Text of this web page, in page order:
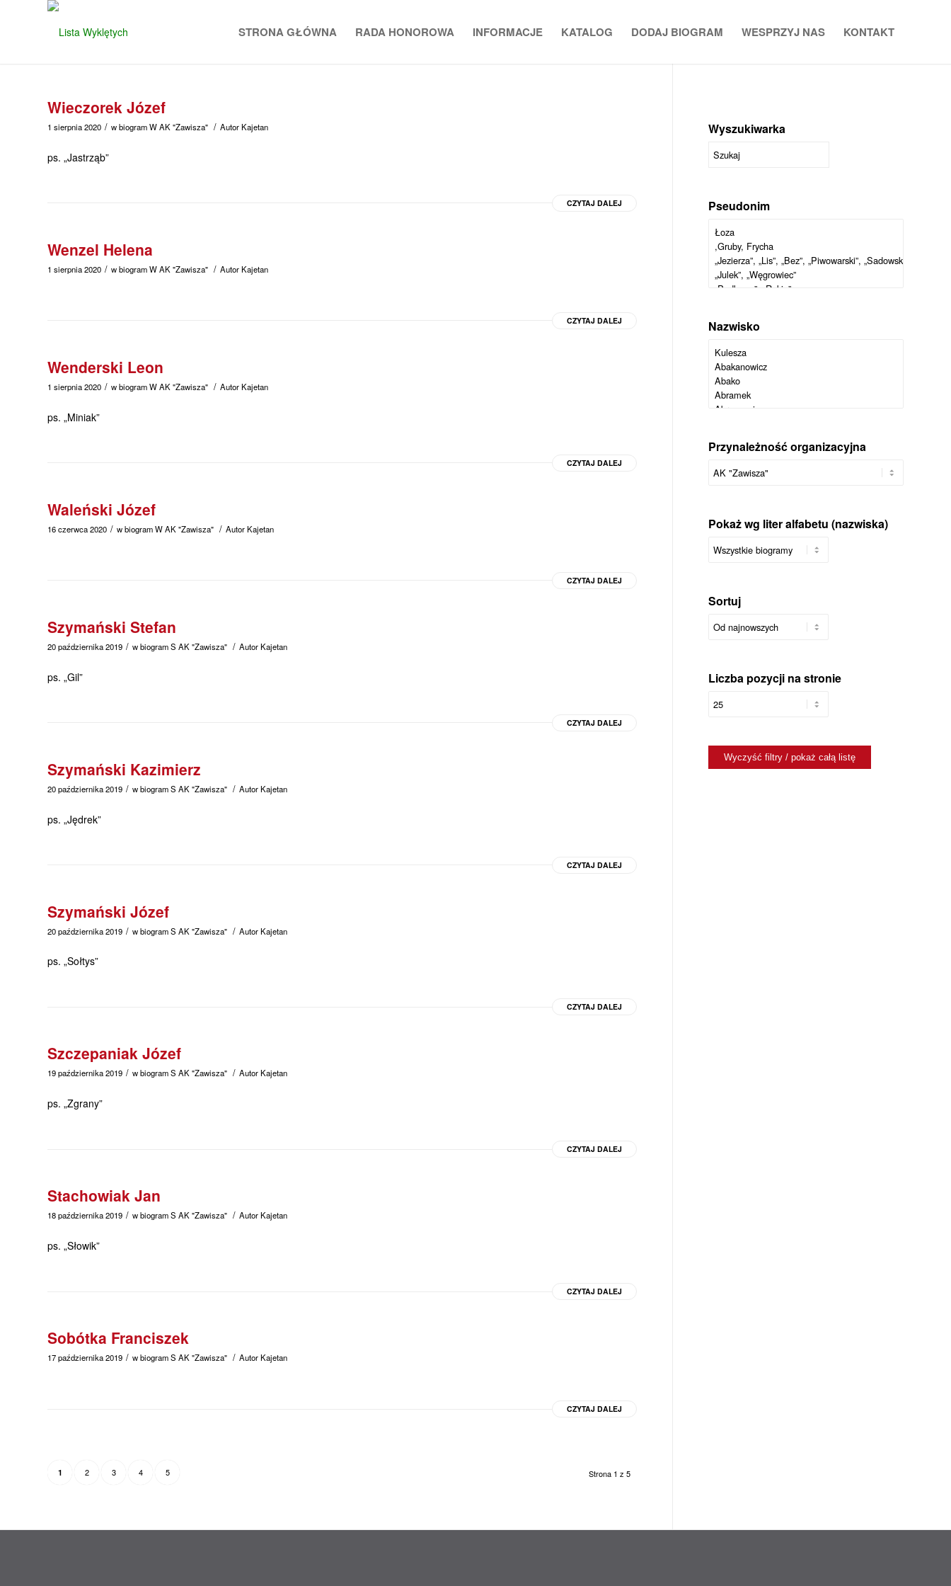
STRONA GŁÓWNA RADA HONOROWA INFORMACJE KATALOG DODAJ BIOGRAM WESPRZYJ NAS KONTAKT
Wieczorek Józef
1 sierpnia 2020 / wbiogramWAK "Zawisza" / AutorKajetan
ps. „Jastrząb”
CZYTAJ DALEJ
Wenzel Helena
1 sierpnia 2020 / wbiogramWAK "Zawisza" / AutorKajetan
CZYTAJ DALEJ
Wenderski Leon
1 sierpnia 2020 / wbiogramWAK "Zawisza" / AutorKajetan
ps. „Miniak”
CZYTAJ DALEJ
Waleński Józef
16 czerwca 2020 / wbiogramWAK "Zawisza" / AutorKajetan
CZYTAJ DALEJ
Szymański Stefan
20 października 2019 / wbiogramS AK "Zawisza" / AutorKajetan
ps. „Gil”
CZYTAJ DALEJ
Szymański Kazimierz
20 października 2019 / wbiogramS AK "Zawisza" / AutorKajetan
ps. „Jędrek”
CZYTAJ DALEJ
Szymański Józef
20 października 2019 / wbiogramS AK "Zawisza" / AutorKajetan
ps. „Sołtys”
CZYTAJ DALEJ
Szczepaniak Józef
19 października 2019 / wbiogramS AK "Zawisza" / AutorKajetan
ps. „Zgrany”
CZYTAJ DALEJ
Stachowiak Jan
18 października 2019 / wbiogramS AK "Zawisza" / AutorKajetan
ps. „Słowik”
CZYTAJ DALEJ
Sobótka Franciszek
17 października 2019 / wbiogramS AK "Zawisza" / AutorKajetan
CZYTAJ DALEJ
Strona 1 z 5
1 2 3 4 5
Wyszukiwarka
Pseudonim
Nazwisko
Przynależność organizacyjna
Pokaż wg liter alfabetu (nazwiska)
Sortuj
Liczba pozycji na stronie